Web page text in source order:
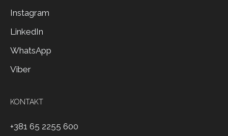
Instagram
LinkedIn
WhatsApp
Viber
KONTAKT
+381 65 2255 600